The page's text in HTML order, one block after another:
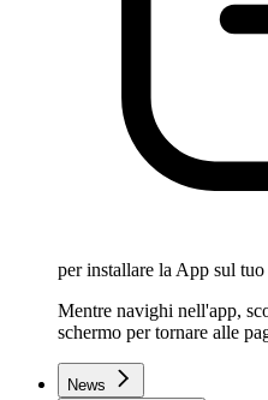
per installare la App sul
Mentre navighi nell'app,
schermo per tornare alle
News